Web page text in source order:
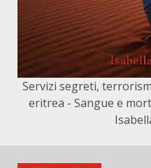
Servizi segreti,
eritrea - Sangue e